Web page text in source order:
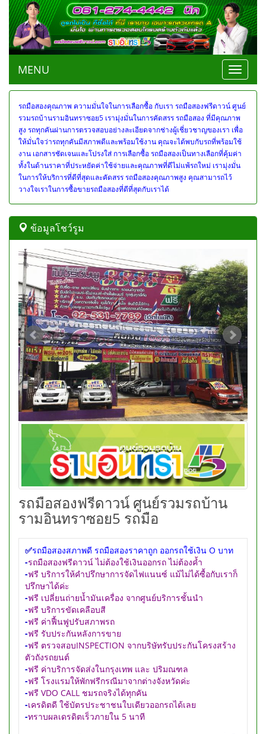
Toggle
MENU
รถมือสองคุณภาพ ความมั่นใจในการเลือกซื้อ กับเรา รถมือสองฟรีดาวน์ ศูนย์
รวมรถบ้านรามอินทราซอย5 เรามุ่งมั่นในการคัดสรร รถมือสอง ที่มีคุณภาพ
สูง รถทุกคันผ่านการตรวจสอบอย่างละเอียดจากช่างผู้เชี่ยวชาญของเรา เพื่อ
ให้มั่นใจว่ารถทุกคันมีสภาพดีและพร้อมใช้งาน คุณจะได้พบกับรถที่พร้อมใช้
งาน เอกสารชัดเจนและโปรงใส่ การเลือกซื้อ รถมือสองเป็นทางเลือกที่คุ้มค่า
ทั้งในด้านราคาที่ประหยัดค่าใช้จ่ายและคุณภาพที่ดีไม่แพ้รถใหม่ เรามุ่งมั่น
ในการให้บริการที่ดีที่สุดและคัดสรร รถมือสองคุณภาพสูง คุณสามารถไว้
วางใจเราในการซื้อขายรถมือสองที่ดีที่สุดกับเราได้
ข้อมูลโชว์รูม
รถมือสองฟรีดาวน์ ศูนย์รวมรถบ้าน
รามอินทราซอย5 รถมือ
✅รถมือสองสภาพดี รถมือสองราคาถูก ออกรถใช้เงิน O บาท
-รถมือสองฟรีดาวน์ ไม่ต้องใช้เงินออกรถ ไม่ต้องค้ำ
-ฟรี บริการให้คำปรึกษาการจัดไฟแนนซ์ แม้ไม่ได้ซื้อกับเราก็
ปรึกษาได้ค่ะ
-ฟรี เปลี่ยนถ่ายน้ำมันเครื่อง จากศูนย์บริการชั้นนำ
-ฟรี บริการขัดเคลือบสี
-ฟรี ค่าฟื้นฟูปรับสภาพรถ
-ฟรี รับประกันหลังการขาย
-ฟรี ตรวจสอบINSPECTION จากบริษัทรับประกันโครงสร้าง
ตัวถังรถยนต์
-ฟรี ค่าบริการจัดส่งในกรุงเทพ และ ปริมณฑล
-ฟรี โรงแรมให้พักฟรีกรณีมาจากต่างจังหวัดค่ะ
-ฟรี VDO CALL ชมรถจริงได้ทุกคัน
-เครดิตดี ใช้บัตรประชาชนใบเดียวออกรถได้เลย
-ทราบผลเดรดิตเร็วภายใน 5 นาที